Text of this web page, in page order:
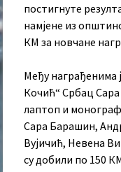
постигнуте
намјене из
КМ за новчане
Међу награђенима
Кочић“ Србац
лаптоп и
Сара Барашин,
Вујичић, Невена
су добили по 150